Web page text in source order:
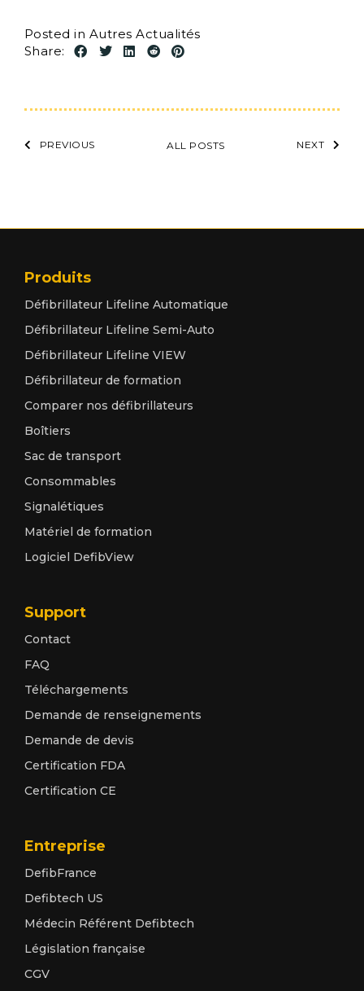
Posted in Autres Actualités
Share:
PREVIOUS ALL POSTS NEXT
Produits
Défibrillateur Lifeline Automatique
Défibrillateur Lifeline Semi-Auto
Défibrillateur Lifeline VIEW
Défibrillateur de formation
Comparer nos défibrillateurs
Boîtiers
Sac de transport
Consommables
Signalétiques
Matériel de formation
Logiciel DefibView
Support
Contact
FAQ
Téléchargements
Demande de renseignements
Demande de devis
Certification FDA
Certification CE
Entreprise
DefibFrance
Defibtech US
Médecin Référent Defibtech
Législation française
CGV